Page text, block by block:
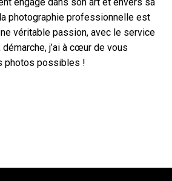
photographie professionnelle est
véritable passion, avec le service
j’ai à cœur de vous
photos possibles !